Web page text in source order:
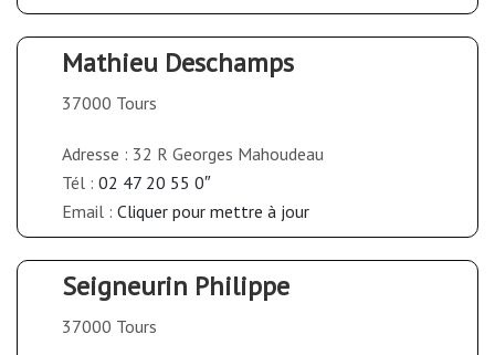
Mathieu Deschamps
37000 Tours
Adresse : 32 R Georges Mahoudeau
Tél : 02 47 20 55 0″
Email : Cliquer pour mettre à jour
Seigneurin Philippe
37000 Tours